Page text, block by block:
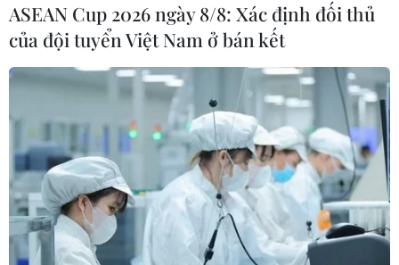
Khám phá 6 Di tích Quốc gia Đặc biệt của
tỉnh Quảng Ninh
ASEAN Cup 2026 ngày 8/8: Xác định đối thủ
của đội tuyển Việt Nam ở bán kết